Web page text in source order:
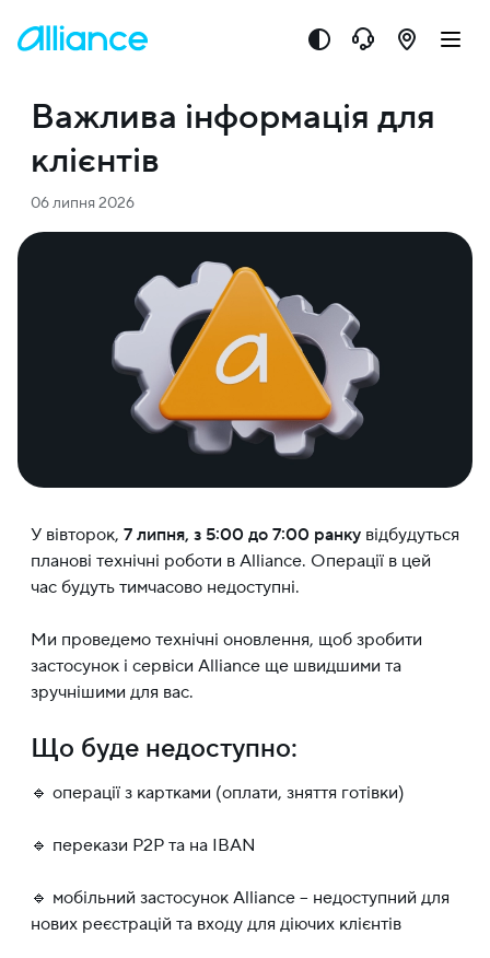
Важлива інформація для
клієнтів
06 липня 2026
У вівторок, 7 липня, з 5:00 до 7:00 ранку відбудуться
планові технічні роботи в Alliance. Операції в цей
час будуть тимчасово недоступні.
Ми проведемо технічні оновлення, щоб зробити
застосунок і сервіси Alliance ще швидшими та
зручнішими для вас.
Що буде недоступно:
🔹 операції з картками (оплати, зняття готівки)
🔹 перекази P2P та на IBAN
🔹 мобільний застосунок Alliance – недоступний для
нових реєстрацій та входу для діючих клієнтів